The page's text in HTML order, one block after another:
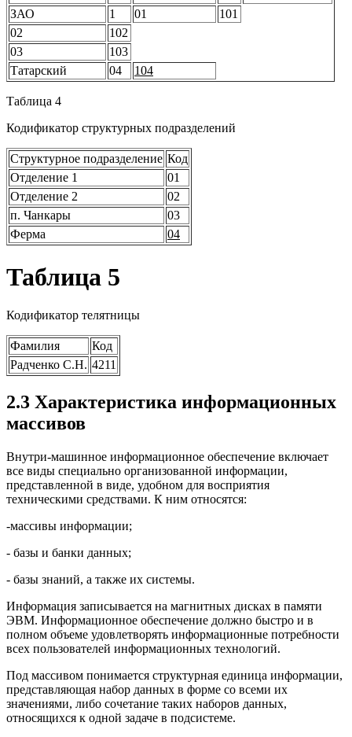
ЗАО 1 01
101
02
102
03
103
Татарский
04 104
Таблица 4
Кодификатор структурных подразделений
Структурное подразделение Код
Отделение 1
01
Отделение 2
02
п. Чанкары
03
Ферма
04
Таблица 5
Кодификатор телятницы
Фамилия
Код
Радченко С.Н. 4211
2.3 Характеристика информационных
массивов
Внутри-машинное информационное обеспечение включает
все виды специально организованной информации,
представленной в виде, удобном для восприятия
техническими средствами. К ним относятся:
-массивы информации;
- базы и банки данных;
- базы знаний, а также их системы.
Информация записывается на магнитных дисках в памяти
ЭВМ. Информационное обеспечение должно быстро и в
полном объеме удовлетворять информационные потребности
всех пользователей информационных технологий.
Под массивом понимается структурная единица информации,
представляющая набор данных в форме со всеми их
значениями, либо сочетание таких наборов данных,
относящихся к одной задаче в подсистеме.